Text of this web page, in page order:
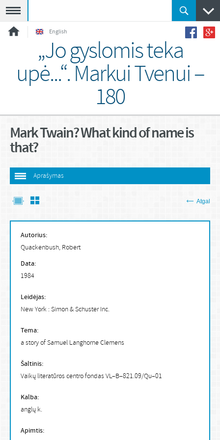
English
„Jo gyslomis teka
upė...“. Markui Tvenui –
180
Mark Twain? What kind of name is
that?
Aprašymas
Atgal
Autorius:
Quackenbush, Robert
Data:
1984
Leidėjas:
New York : Simon & Schuster Inc.
Tema:
a story of Samuel Langhorne Clemens
Šaltinis:
Vaikų literatūros centro fondas VL–B–821.09/Qu–01
Kalba:
anglų k.
Apimtis: